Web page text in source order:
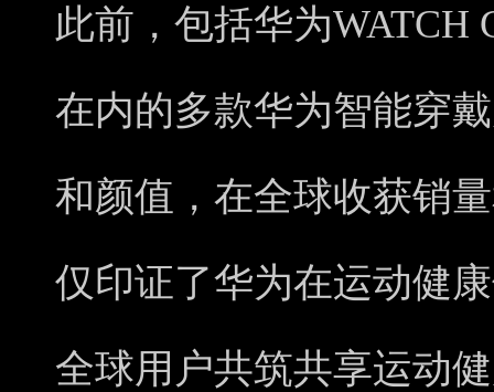
此前，包括华为WATCH
在内的多款华为智能穿
和颜值，在全球收获销
仅印证了华为在运动健
全球用户共筑共享运动